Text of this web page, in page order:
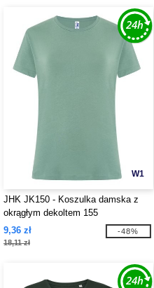
W1
JHK JK150 - Koszulka damska z
okrągłym dekoltem 155
9,36 zł
18,11 zł
-48%